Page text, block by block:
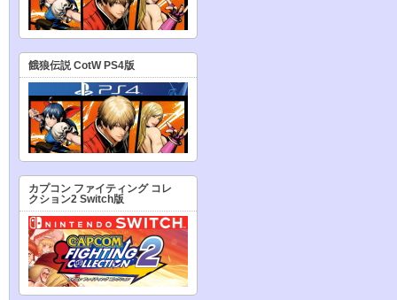
餓狼伝説 CotW PS4版
カプコン ファイティング コレ
クション2 Switch版